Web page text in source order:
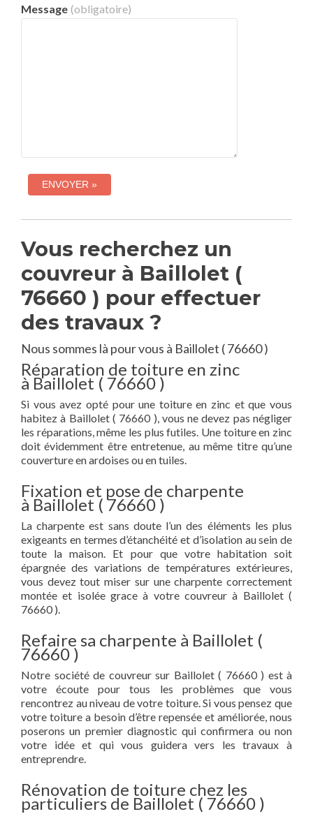
Message (obligatoire)
Vous recherchez un
couvreur à Baillolet (
76660 ) pour effectuer
des travaux ?
Nous sommes là pour vous à Baillolet ( 76660 )
Réparation de toiture en zinc
à Baillolet ( 76660 )
Si vous avez opté pour une toiture en zinc et que vous
habitez à Baillolet ( 76660 ), vous ne devez pas négliger
les réparations, même les plus futiles. Une toiture en zinc
doit évidemment être entretenue, au même titre qu’une
couverture en ardoises ou en tuiles.
Fixation et pose de charpente
à Baillolet ( 76660 )
La charpente est sans doute l’un des éléments les plus
exigeants en termes d’étanchéité et d’isolation au sein de
toute la maison. Et pour que votre habitation soit
épargnée des variations de températures extérieures,
vous devez tout miser sur une charpente correctement
montée et isolée grace à votre couvreur à Baillolet (
76660 ).
Refaire sa charpente à Baillolet (
76660 )
Notre société de couvreur sur Baillolet ( 76660 ) est à
votre écoute pour tous les problèmes que vous
rencontrez au niveau de votre toiture. Si vous pensez que
votre toiture a besoin d’être repensée et améliorée, nous
poserons un premier diagnostic qui confirmera ou non
votre idée et qui vous guidera vers les travaux à
entreprendre.
Rénovation de toiture chez les
particuliers de Baillolet ( 76660 )